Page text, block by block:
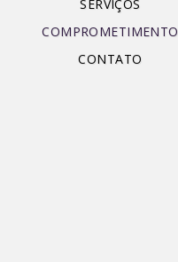
SERVIÇOS
COMPROMETIMENTO
CONTATO